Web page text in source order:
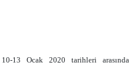
13 Ocak 2020 tarihleri arasında